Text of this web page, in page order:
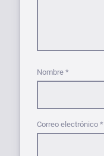
Nombre *
Correo electrónico *